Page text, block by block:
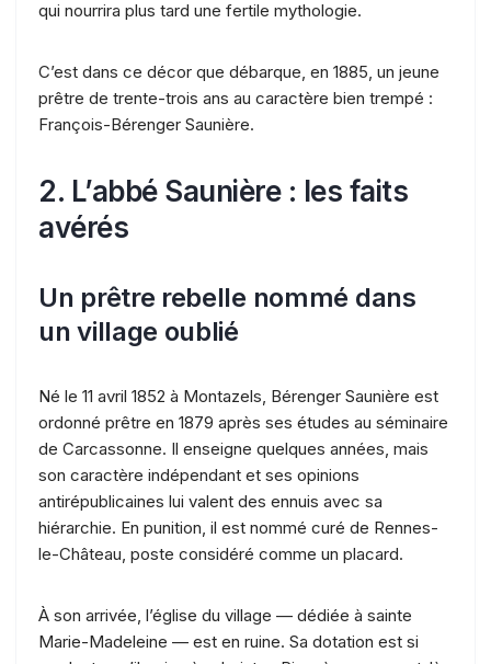
qui nourrira plus tard une fertile mythologie.
C’est dans ce décor que débarque, en 1885, un jeune
prêtre de trente-trois ans au caractère bien trempé :
François-Bérenger Saunière.
2. L’abbé Saunière : les faits
avérés
Un prêtre rebelle nommé dans
un village oublié
Né le 11 avril 1852 à Montazels, Bérenger Saunière est
ordonné prêtre en 1879 après ses études au séminaire
de Carcassonne. Il enseigne quelques années, mais
son caractère indépendant et ses opinions
antirépublicaines lui valent des ennuis avec sa
hiérarchie. En punition, il est nommé curé de Rennes-
le-Château, poste considéré comme un placard.
À son arrivée, l’église du village — dédiée à sainte
Marie-Madeleine — est en ruine. Sa dotation est si